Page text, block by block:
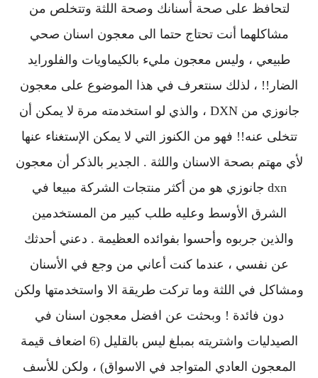
لتحافظ على صحة أسنانك وصحة اللثة وتتخلص من
مشاكلهما أنت تحتاج حتما الى معجون اسنان صحي
طبيعي ، وليس معجون مليء بالكيماويات والفلورايد
الضار!! ، لذلك سنتعرف في هذا الموضوع على معجون
جانوزي من DXN ، والذي لو استخدمته مرة لا يمكن أن
تتخلى عنه!! فهو من الكنوز التي لا يمكن الإستغناء عنها
لأي مهتم بصحة الاسنان واللثة . الجدير بالذكر أن معجون
dxn جانوزي هو من أكثر منتجات الشركة مبيعا في
الشرق الأوسط وعليه طلب كبير من المستخدمين
والذين جربوه وأحسوا بفوائده العظيمة . دعني أحدثك
عن نفسي ، عندما كنت أعاني من وجع في الأسنان
ومشاكل في اللثة وما تركت طريقة الا واستخدمتها ولكن
دون فائدة ! وبحثت عن افضل معجون اسنان في
الصيدليات واشتريته بمبلغ ليس بالقليل (6 اضعاف قيمة
المعجون العادي المتواجد في الاسواق) ، ولكن للأسف